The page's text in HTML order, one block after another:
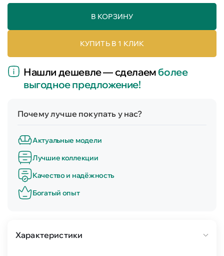
В КОРЗИНУ
КУПИТЬ В 1 КЛИК
Нашли дешевле — сделаемболее
выгодное предложение!
Почему лучше покупать у нас?
Актуальные модели
Лучшие коллекции
Качество и надёжность
Богатый опыт
Характеристики